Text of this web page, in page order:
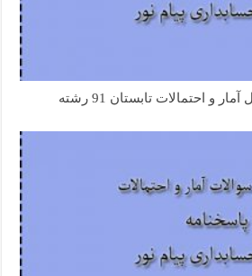
دانلود رایگان نمونه سوال آمار و احتمالات تابستان 91 رشته